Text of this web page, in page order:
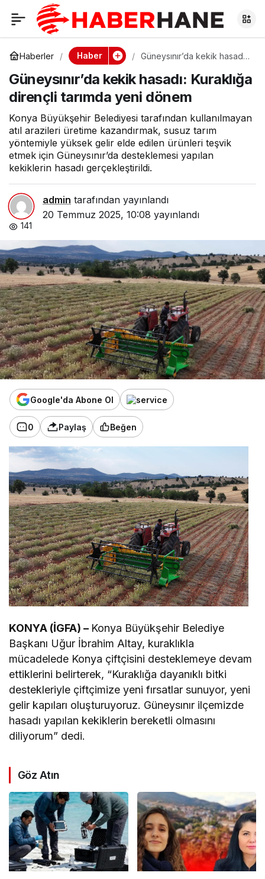
Haberler Haber
Güneysınır’da kekik hasadı:
yeni dönem
Güneysınır’da kekik hasadı: Kuraklığa
dirençli tarımda yeni dönem
Konya Büyükşehir Belediyesi tarafından kullanılmayan
atıl arazileri üretime kazandırmak, susuz tarım
yöntemiyle yüksek gelir elde edilen ürünleri teşvik
etmek için Güneysınır’da desteklemesi yapılan
kekiklerin hasadı gerçekleştirildi.
admin tarafından yayınlandı
20 Temmuz 2025, 10:08 yayınlandı
141
Google'da Abone Ol
0 Paylaş Beğen
KONYA (İGFA) – Konya Büyükşehir Belediye
Başkanı Uğur İbrahim Altay, kuraklıkla
mücadelede Konya çiftçisini desteklemeye devam
ettiklerini belirterek, “Kuraklığa dayanıklı bitki
destekleriyle çiftçimize yeni fırsatlar sunuyor, yeni
gelir kapıları oluşturuyoruz. Güneysınır ilçemizde
hasadı yapılan kekiklerin bereketli olmasını
diliyorum” dedi.
Göz Atın
Güneysınır’da kekik
hasadı: Kuraklığa
dirençli tarımda yeni
dönem